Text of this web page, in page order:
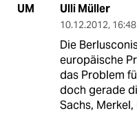
UM Ulli Müller
10.12.2012,
Die
europäische
das Problem
doch gerade
Sachs, Merkel,